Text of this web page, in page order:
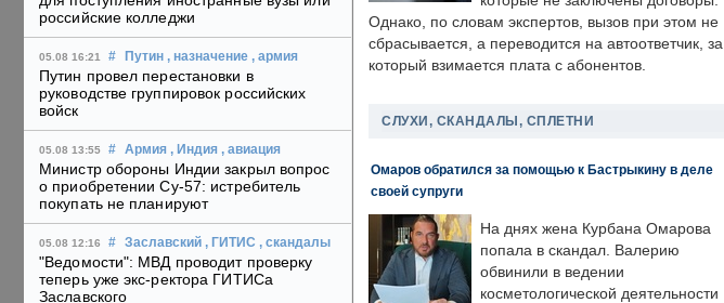
российские колледжи
05.08 16:21 # Путин , назначение , армия
Путин провел перестановки в
руководстве группировок российских
войск
05.08 13:55 # Армия , Индия , авиация
Министр обороны Индии закрыл вопрос
о приобретении Су-57: истребитель
покупать не планируют
05.08 12:16 # Заславский , ГИТИС , скандалы
"Ведомости": МВД проводит проверку
теперь уже экс-ректора ГИТИСа
Заславского
Однако, по словам экспертов, вызов при этом не
сбрасывается, а переводится на автоответчик, за
который взимается плата с абонентов.
СЛУХИ, СКАНДАЛЫ, СПЛЕТНИ
Омаров обратился за помощью к Бастрыкину в деле
своей супруги
На днях жена Курбана Омарова
попала в скандал. Валерию
обвинили в ведении
косметологической деятельности